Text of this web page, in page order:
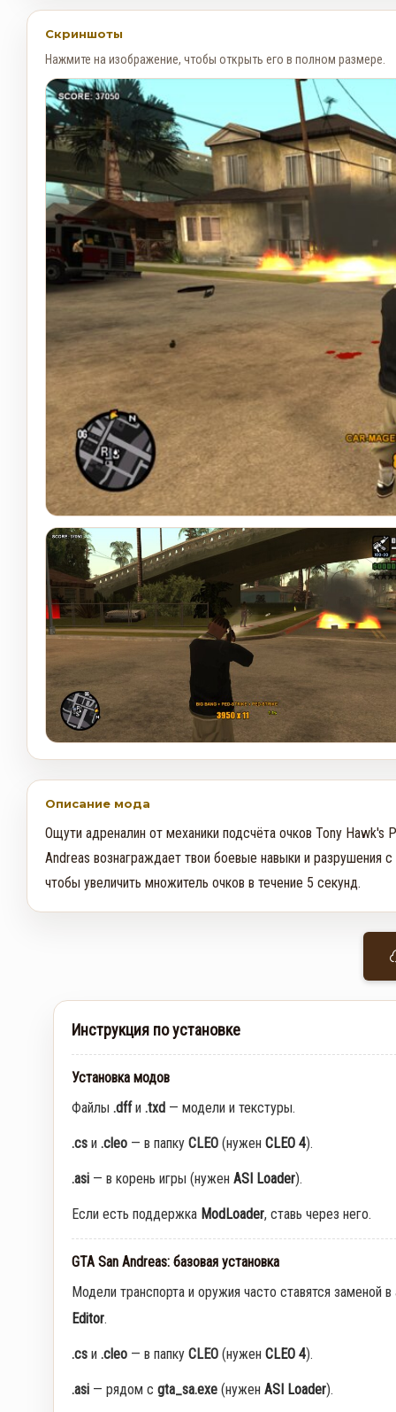
Скриншоты
Нажмите на изображение, чтобы открыть его в полном размере.
Описание мода
Ощути адреналин от механики подсчёта очков Tony
Andreas вознаграждает твои боевые навыки и
чтобы увеличить множитель очков в течение 5 секунд.
Инструкция по установке
Установка модов
Файлы .dffи .txd — модели и текстуры.
.cs и .cleo — в папку CLEO (нужен CLEO 4).
.asi — в корень игры (нужен ASI Loader).
Если есть поддержка ModLoader, ставь через него.
GTA San Andreas: базовая установка
Модели транспорта и оружия часто ставятся заменой
Editor.
.cs и .cleo — в папку CLEO (нужен CLEO 4).
.asi — рядом с gta_sa.exe (нужен ASI Loader).